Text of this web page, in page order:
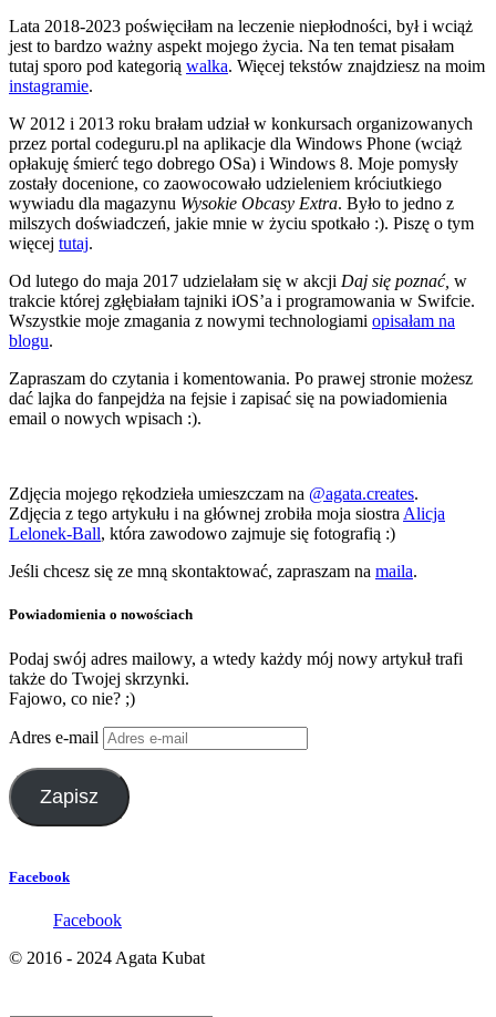
Lata 2018-2023 poświęciłam na leczenie niepłodności, był i wciąż
jest to bardzo ważny aspekt mojego życia. Na ten temat pisałam
tutaj sporo pod kategorią walka. Więcej tekstów znajdziesz na moim
instagramie.
W 2012 i 2013 roku brałam udział w konkursach organizowanych
przez portal codeguru.pl na aplikacje dla Windows Phone (wciąż
opłakuję śmierć tego dobrego OSa) i Windows 8. Moje pomysły
zostały docenione, co zaowocowało udzieleniem króciutkiego
wywiadu dla magazynu Wysokie Obcasy Extra. Było to jedno z
milszych doświadczeń, jakie mnie w życiu spotkało :). Piszę o tym
więcej tutaj.
Od lutego do maja 2017 udzielałam się w akcji Daj się poznać, w
trakcie której zgłębiałam tajniki iOS’a i programowania w Swifcie.
Wszystkie moje zmagania z nowymi technologiami opisałam na
blogu.
Zapraszam do czytania i komentowania. Po prawej stronie możesz
dać lajka do fanpejdża na fejsie i zapisać się na powiadomienia
email o nowych wpisach :).
Zdjęcia mojego rękodzieła umieszczam na @agata.creates.
Zdjęcia z tego artykułu i na głównej zrobiła moja siostra Alicja
Lelonek-Ball, która zawodowo zajmuje się fotografią :)
Jeśli chcesz się ze mną skontaktować, zapraszam na maila.
Powiadomienia o nowościach
Podaj swój adres mailowy, a wtedy każdy mój nowy artykuł trafi
także do Twojej skrzynki.
Fajowo, co nie? ;)
Adres e-mail
Zapisz
Facebook
Facebook
© 2016 - 2024 Agata Kubat